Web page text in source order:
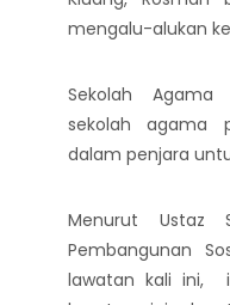
mengalu-alukan
Sekolah Agama
sekolah agama
dalam penjara
Menurut Ustaz
Pembangunan
lawatan kali ini,